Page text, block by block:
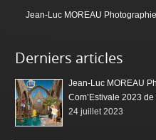
Derniers articles
Jean-Luc MOREAU
Com’Estivale 2023
24 juillet 2023